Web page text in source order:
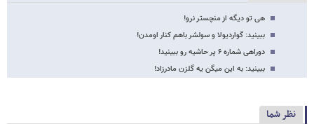
هی تو دیگه از منچستر نرو!
ببینید: گواردیولا و سولشر باهم کنار اومدن!
دوراهی شماره ۶ پر حاشیه رو ببینید!
ببینید: به این میگن یه گلزن مادرزاد!
نظر شما